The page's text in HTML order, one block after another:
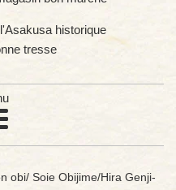
historique
tresse
obi/ Soie Obijime/Hira Genji-